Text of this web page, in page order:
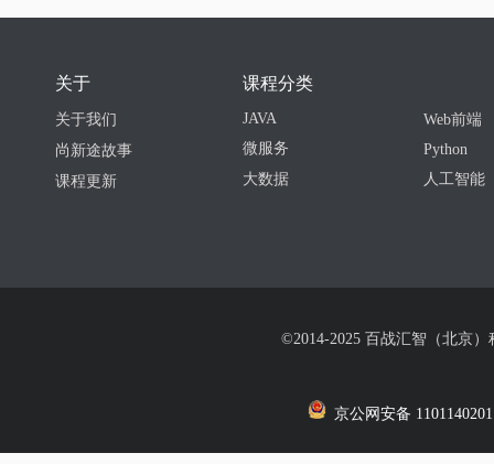
关于
关于我们
尚新途故事
课程更新
课程分类
JAVA
微服务
大数据
Web前端
Python
人工智能
©2014-2025 百战汇智（北京
京公网安备